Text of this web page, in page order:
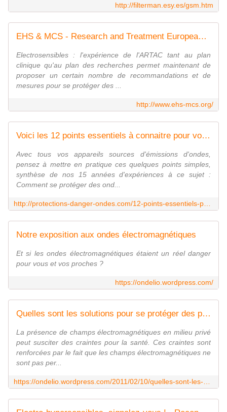
http://filterman.esy.es/gsm.htm
EHS & MCS - Research and Treatment European Group - Electrosensible - Recherche et traitement
Electrosensibles : l'expérience de l'ARTAC tant au plan
clinique qu'au plan des recherches permet maintenant de
proposer un certain nombre de recommandations et de
mesures pour se protéger des ...
http://www.ehs-mcs.org/
Voici les 12 points essentiels à connaitre pour vous protéger des effets de votre Téléphone Portable... - Protections Danger Ondes
Avec tous vos appareils sources d'émissions d'ondes,
pensez à mettre en pratique ces quelques points simples,
synthèse de nos 15 années d'expériences à ce sujet :
Comment se protéger des ond...
Notre exposition aux ondes électromagnétiques
Et si les ondes électromagnétiques étaient un réel danger
pour vous et vos proches ?
https://ondelio.wordpress.com/
Quelles sont les solutions pour se protéger des pollutions électromagnétiques dans votre habitat (mise en place de vos mesures) ?
La présence de champs électromagnétiques en milieu privé
peut susciter des craintes pour la santé. Ces craintes sont
renforcées par le fait que les champs électromagnétiques ne
sont pas per...